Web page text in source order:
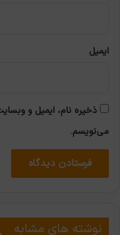
ایمیل
ذخیره نام، ایمیل و
می‌نویسم.
نوشته های مشابه